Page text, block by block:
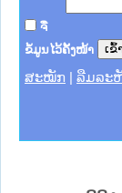
ຈື່
ຂໍ້ມູນໄວ້ຄັ້ງໜ້າ
ສະໝັກ ລືມລະ
ດທາງລັດຖະກາ
ຕິບັດວຽກງານຈົ
ດໝາຍເຫດທາງລັ
ດໝາຍເຫດທາງລັ
ວັບໄຊຈົດໝາຍເ
ວັບໄຊຈົດໝາຍເ
ດຖະການໃຫ້ຜູ້ປ
ດທາງລັດຖະກາ